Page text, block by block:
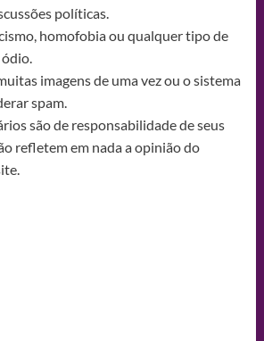
políticas.
homofobia ou qualquer tipo de
imagens de uma vez ou o sistema
spam.
são de responsabilidade de seus
refletem em nada a opinião do